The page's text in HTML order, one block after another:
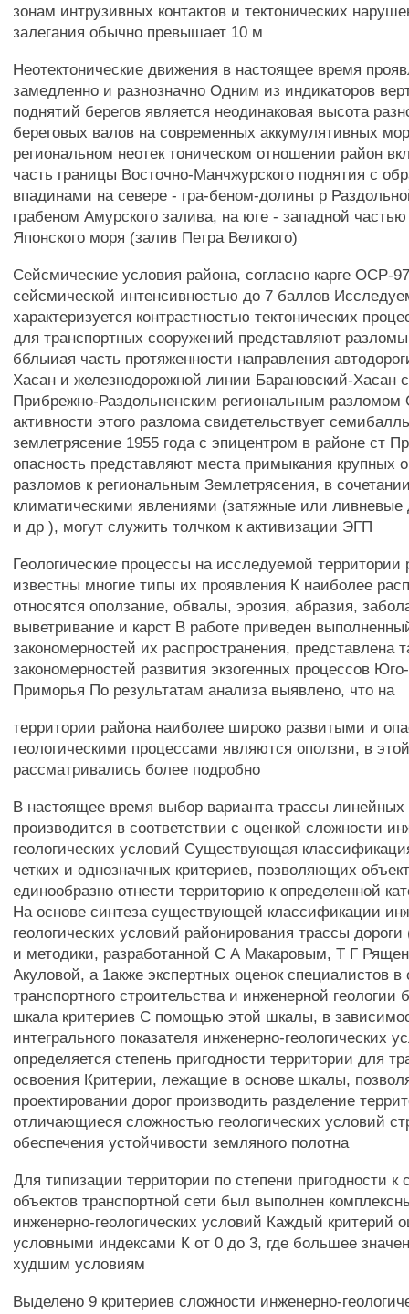
зонам интрузивных контактов и тектонических
залегания обычно превышает 10 м
Неотектонические движения в настоящее время
замедленно и разнозначно Одним из индикаторов
поднятий берегов является неодинаковая высота
береговых валов на современных аккумулятивных
региональном неотек тоническом отношении район
часть границы Восточно-Манчжурского поднятия с
впадинами на севере - гра-беном-долины р
грабеном Амурского залива, на юге - западной
Японского моря (залив Петра Великого)
Сейсмические условия района, согласно карге ОСР-
сейсмической интенсивностью до 7 баллов
характеризуется контрастностью тектонических
для транспортных сооружений представляют
бблыиая часть протяженности направления
Хасан и железнодорожной линии Барановский-Хасан
Прибрежно-Раздольненским региональным разломом
активности этого разлома свидетельствует
землетрясение 1955 года с эпицентром в районе ст
опасность представляют места примыкания крупных
разломов к региональным Землетрясения, в
климатическими явлениями (затяжные или
и др ), могут служить толчком к активизации ЭГП
Геологические процессы на исследуемой
известны многие типы их проявления К наиболее
относятся оползание, обвалы, эрозия, абразия,
выветривание и карст В работе приведен
закономерностей их распространения, представлена
закономерностей развития экзогенных процессов
Приморья По результатам анализа выявлено, что на
территории района наиболее широко развитыми и
геологическими процессами являются оползни, в
рассматривались более подробно
В настоящее время выбор варианта трассы
производится в соответствии с оценкой сложности
геологических условий Существующая
четких и однозначных критериев, позволяющих
единообразно отнести территорию к определенной
На основе синтеза существующей классификации
геологических условий районирования трассы
и методики, разработанной С А Макаровым, Т Г
Акуловой, а 1акже экспертных оценок специалистов в
транспортного строительства и инженерной геологии
шкала критериев С помощью этой шкалы, в
интегрального показателя инженерно-геологических
определяется степень пригодности территории для
освоения Критерии, лежащие в основе шкалы,
проектировании дорог производить разделение
отличающиеся сложностью геологических условий
обеспечения устойчивости земляного полотна
Для типизации территории по степени пригодности к
объектов транспортной сети был выполнен
инженерно-геологических условий Каждый критерий
условными индексами К от 0 до 3, где большее
худшим условиям
Выделено 9 критериев сложности инженерно-